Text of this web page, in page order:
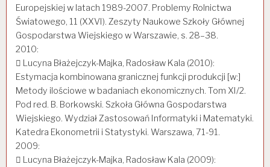
Europejskiej w latach 1989-2007. Problemy Rolnictwa
Światowego, 11 (XXVI). Zeszyty Naukowe Szkoły Głównej
Gospodarstwa Wiejskiego w Warszawie, s. 28–38.
2010:
 Lucyna Błażejczyk-Majka, Radosław Kala (2010):
Estymacja kombinowana granicznej funkcji produkcji [w:]
Metody ilościowe w badaniach ekonomicznych. Tom XI/2.
Pod red. B. Borkowski. Szkoła Główna Gospodarstwa
Wiejskiego. Wydział Zastosowań Informatyki i Matematyki.
Katedra Ekonometrii i Statystyki. Warszawa, 71-91.
2009:
 Lucyna Błażejczyk-Majka, Radosław Kala (2009):